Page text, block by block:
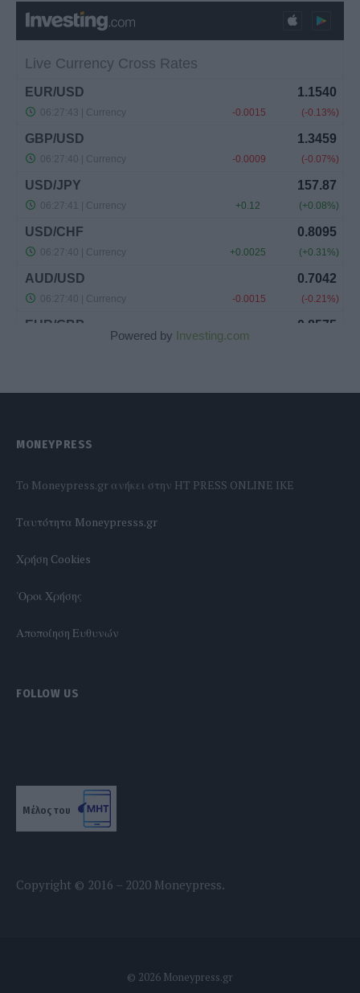
Powered by Investing.com
MONEYPRESS
To Moneypress.gr ανήκει στην HT PRESS ONLINE IKE
Tαυτότητα Moneypresss.gr
Χρήση Cookies
'Οροι Χρήσης
Αποποίηση Ευθυνών
FOLLOW US
Μέλος του
Copyright © 2016 – 2020 Moneypress.
© 2026 Moneypress.gr